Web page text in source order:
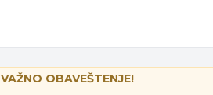
VAŽNO OBAVEŠTENJE!